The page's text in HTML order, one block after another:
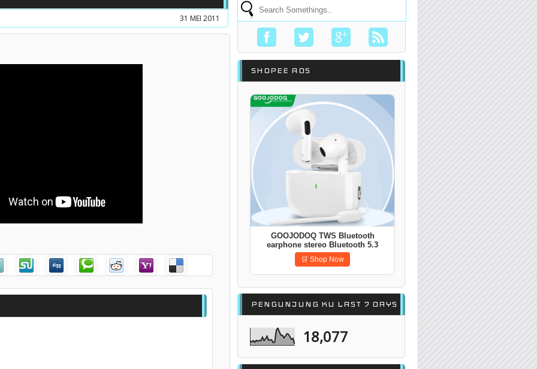
31 MEI 2011
SHOPEE ADS
GOOJODOQ TWS Bluetooth
earphone stereo Bluetooth 5.3
Wireless Bluetooth Earphones
🛒 Shop Now
PENGUNJUNG KU LAST 7 DAYS
18,077